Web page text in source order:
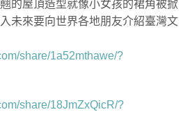
的屋頂造型就像小女孩的裙角被掀
未來要向世界各地朋友介紹臺灣文
share/1a52mthawe/?
share/18JmZxQicR/?